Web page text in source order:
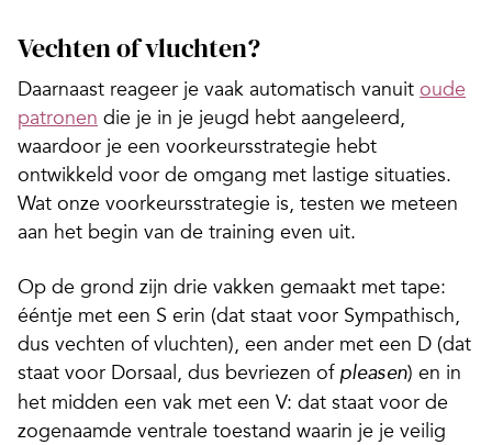
Vechten of vluchten?
Daarnaast reageer je vaak automatisch vanuit oude
patronen die je in je jeugd hebt aangeleerd,
waardoor je een voorkeursstrategie hebt
ontwikkeld voor de omgang met lastige situaties.
Wat onze voorkeursstrategie is, testen we meteen
aan het begin van de training even uit.
Op de grond zijn drie vakken gemaakt met tape:
ééntje met een S erin (dat staat voor Sympathisch,
dus vechten of vluchten), een ander met een D (dat
staat voor Dorsaal, dus bevriezen of pleasen) en in
het midden een vak met een V: dat staat voor de
zogenaamde ventrale toestand waarin je je veilig